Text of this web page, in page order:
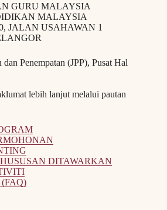
GURU MALAYSIA
MALAYSIA
JALAN USAHAWAN 1
Penempatan (JPP), Pusat Hal
lebih lanjut melalui pautan
DITAWARKAN